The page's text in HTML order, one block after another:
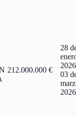
212.000.000 €
28
2026
03
2026